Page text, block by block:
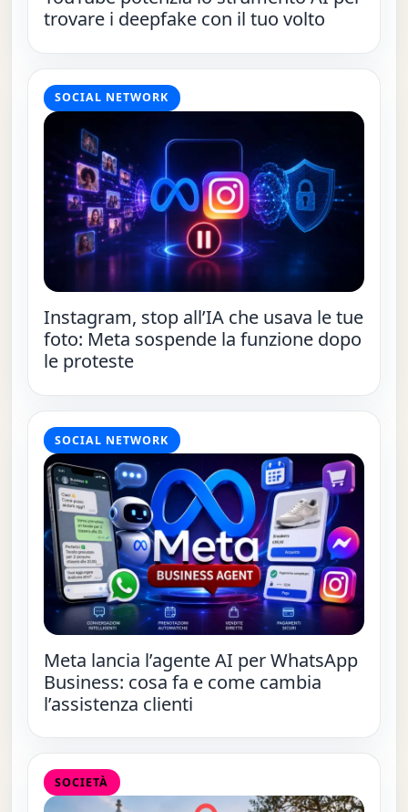
trovare i deepfake con il tuo volto
SOCIAL NETWORK
Instagram, stop all’IA che usava le tue
foto: Meta sospende la funzione dopo
le proteste
SOCIAL NETWORK
Meta lancia l’agente AI per WhatsApp
Business: cosa fa e come cambia
l’assistenza clienti
SOCIETÀ